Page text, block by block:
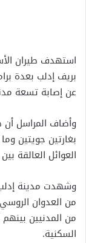
استهدف طيران
بريف إدلب بعدة
عن إصابة تسعة
وأضاف المراسل
بغارتين جويتين
العوائل العالقة
وشهدت مدينة إدلب
من العدوان
من المدنيين
السكنية.